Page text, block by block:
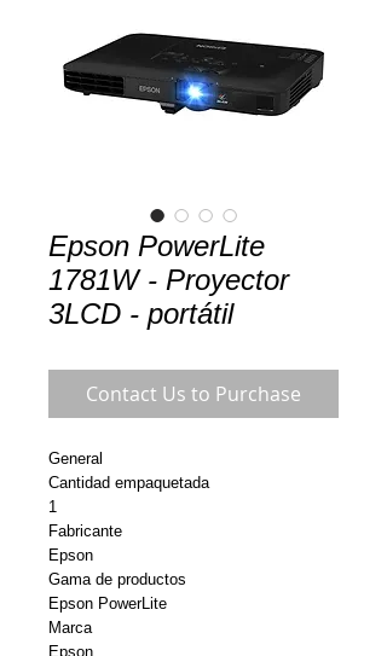
Epson PowerLite
1781W - Proyector
3LCD - portátil
Contact Us to Purchase
General
Cantidad empaquetada
1
Fabricante
Epson
Gama de productos
Epson PowerLite
Marca
Epson